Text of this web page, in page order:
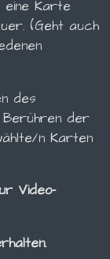
eine Karte
(Geht auch
des
Berühren der
n Karten
Video-